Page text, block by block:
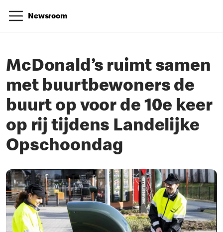
Newsroom
McDonald’s ruimt samen
met buurtbewoners de
buurt op voor de 10e keer
op rij tijdens Landelijke
Opschoondag